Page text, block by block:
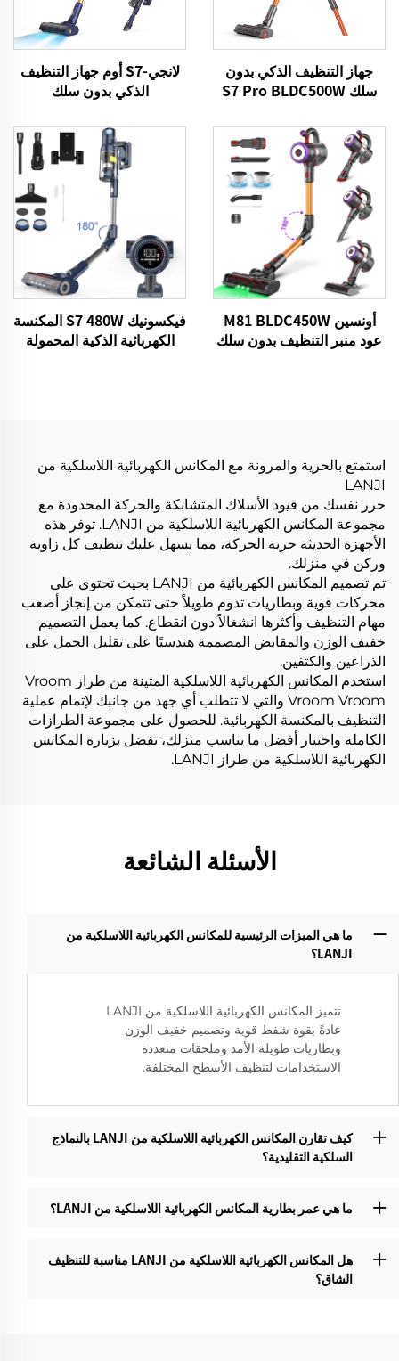
جهاز التنظيف الذكي بدون
سلك S7 Pro BLDC500W
لانجي-S7 أوم جهاز التنظيف
الذكي بدون سلك
أونسين M81 BLDC450W
عود منبر التنظيف بدون سلك
فيكسونيك S7 480W المكنسة
الكهربائية الذكية المحمولة
استمتع بالحرية والمرونة مع المكانس الكهربائية اللاسلكية من
LANJI
حرر نفسك من قيود الأسلاك المتشابكة والحركة المحدودة مع
مجموعة المكانس الكهربائية اللاسلكية من LANJI. توفر هذه
الأجهزة الحديثة حرية الحركة، مما يسهل عليك تنظيف كل زاوية
وركن في منزلك.
تم تصميم المكانس الكهربائية من LANJI بحيث تحتوي على
محركات قوية وبطاريات تدوم طويلاً حتى تتمكن من إنجاز أصعب
مهام التنظيف وأكثرها انشغالاً دون انقطاع. كما يعمل التصميم
خفيف الوزن والمقابض المصممة هندسيًا على تقليل الحمل على
الذراعين والكتفين.
استخدم المكانس الكهربائية اللاسلكية المتينة من طراز Vroom
Vroom Vroom والتي لا تتطلب أي جهد من جانبك لإتمام عملية
التنظيف بالمكنسة الكهربائية. للحصول على مجموعة الطرازات
الكاملة واختيار أفضل ما يناسب منزلك، تفضل بزيارة المكانس
الكهربائية اللاسلكية من طراز LANJI.
الأسئلة الشائعة
ما هي الميزات الرئيسية للمكانس الكهربائية اللاسلكية من
LANJI؟‌
تتميز المكانس الكهربائية اللاسلكية من LANJI
عادةً بقوة شفط قوية وتصميم خفيف الوزن
وبطاريات طويلة الأمد وملحقات متعددة
الاستخدامات لتنظيف الأسطح المختلفة.
كيف تقارن المكانس الكهربائية اللاسلكية من LANJI بالنماذج
السلكية التقليدية؟‌
ما هي عمر بطارية المكانس الكهربائية اللاسلكية من LANJI؟‌
هل المكانس الكهربائية اللاسلكية من LANJI مناسبة للتنظيف
الشاق؟‌